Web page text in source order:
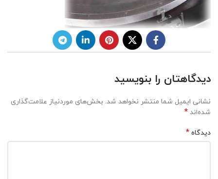
دیدگاهتان را بنویسید
نشانی ایمیل شما منتشر نخواهد شد. بخش‌های موردنیاز علامت‌گذاری
شده‌اند *
دیدگاه *